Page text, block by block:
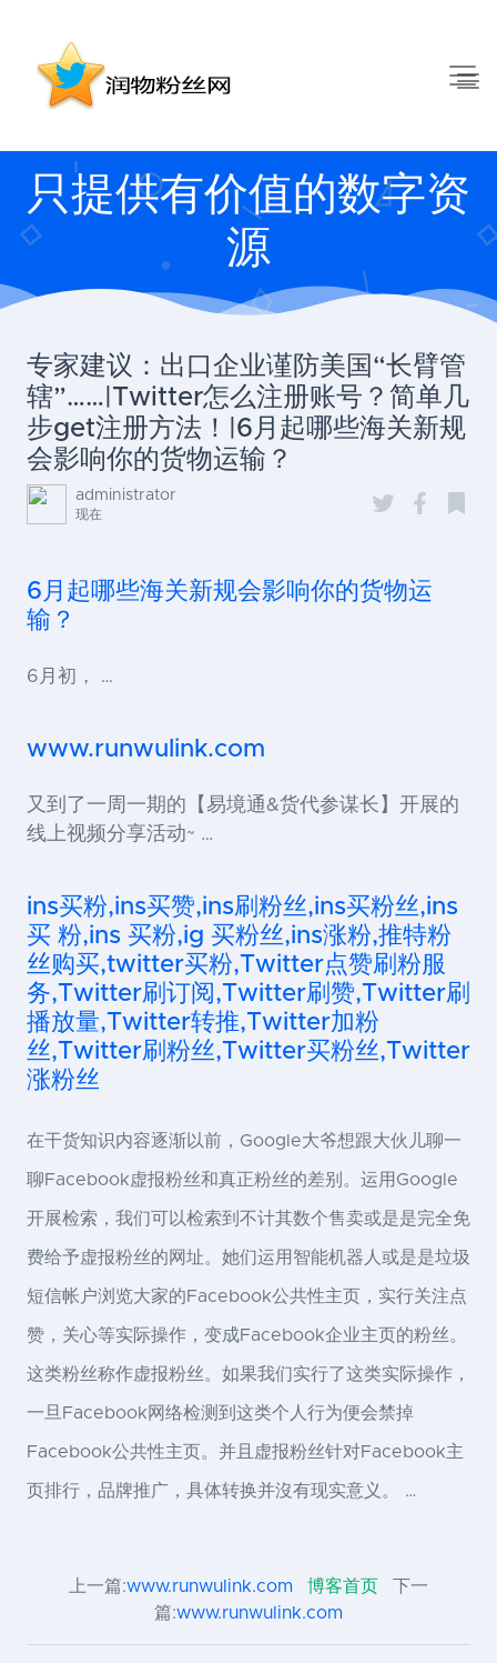
只提供有价值的数字资
源
专家建议：出口企业谨防美国“长臂管
辖”……|Twitter怎么注册账号？简单几
步get注册方法！|6月起哪些海关新规
会影响你的货物运输？
administrator
现在
6月起哪些海关新规会影响你的货物运
输？
6月初， …
www.runwulink.com
又到了一周一期的【易境通&货代参谋长】开展的
线上视频分享活动~ …
ins买粉,ins买赞,ins刷粉丝,ins买粉丝,ins
买 粉,ins 买粉,ig 买粉丝,ins涨粉,推特粉
丝购买,twitter买粉,Twitter点赞刷粉服
务,Twitter刷订阅,Twitter刷赞,Twitter刷
播放量,Twitter转推,Twitter加粉
丝,Twitter刷粉丝,Twitter买粉丝,Twitter
涨粉丝
在干货知识内容逐渐以前，Google大爷想跟大伙儿聊一
聊Facebook虚报粉丝和真正粉丝的差别。运用Google
开展检索，我们可以检索到不计其数个售卖或是是完全免
费给予虚报粉丝的网址。她们运用智能机器人或是是垃圾
短信帐户浏览大家的Facebook公共性主页，实行关注点
赞，关心等实际操作，变成Facebook企业主页的粉丝。
这类粉丝称作虚报粉丝。如果我们实行了这类实际操作，
一旦Facebook网络检测到这类个人行为便会禁掉
Facebook公共性主页。并且虚报粉丝针对Facebook主
页排行，品牌推广，具体转换并沒有现实意义。 …
上一篇:www.runwulink.com 博客首页
下一
篇:www.runwulink.com